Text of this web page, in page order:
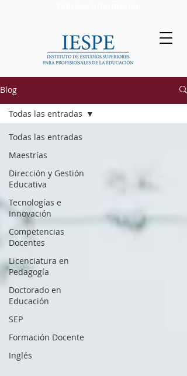
Blog
Todas las entradas
Maestrías
Dirección y Gestión
Educativa
Tecnologías e
Innovación
Competencias
Docentes
Licenciatura en
Pedagogía
Doctorado en
Educación
SEP
Formación Docente
Inglés
Todas las entradas